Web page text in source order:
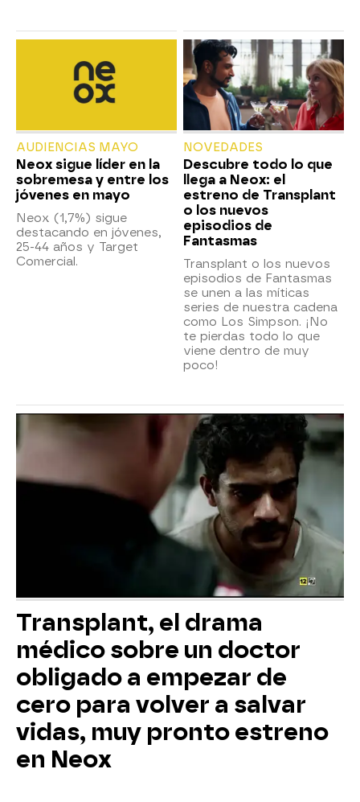
AUDIENCIAS MAYO
Neox sigue líder en la
sobremesa y entre los
jóvenes en mayo
Neox (1,7%) sigue
destacando en jóvenes,
25-44 años y Target
Comercial.
NOVEDADES
Descubre todo lo que
llega a Neox: el
estreno de Transplant
o los nuevos
episodios de
Fantasmas
Transplant o los nuevos
episodios de Fantasmas
se unen a las míticas
series de nuestra cadena
como Los Simpson. ¡No
te pierdas todo lo que
viene dentro de muy
poco!
Transplant, el drama
médico sobre un doctor
obligado a empezar de
cero para volver a salvar
vidas, muy pronto estreno
en Neox